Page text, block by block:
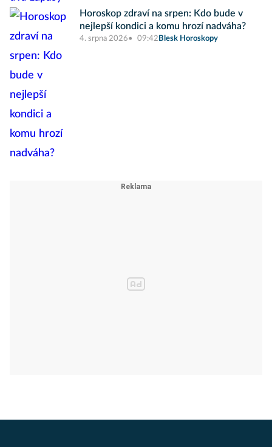
Horoskop zdraví na srpen: Kdo bude v
nejlepší kondici a komu hrozí nadváha?
4. srpna 2026 09:42 Blesk Horoskopy